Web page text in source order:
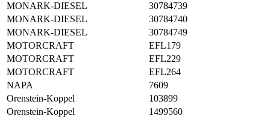
MONARK-DIESEL
30784739
MONARK-DIESEL
30784740
MONARK-DIESEL
30784749
MOTORCRAFT
EFL179
MOTORCRAFT
EFL229
MOTORCRAFT
EFL264
NAPA
7609
Orenstein-Koppel
103899
Orenstein-Koppel
1499560